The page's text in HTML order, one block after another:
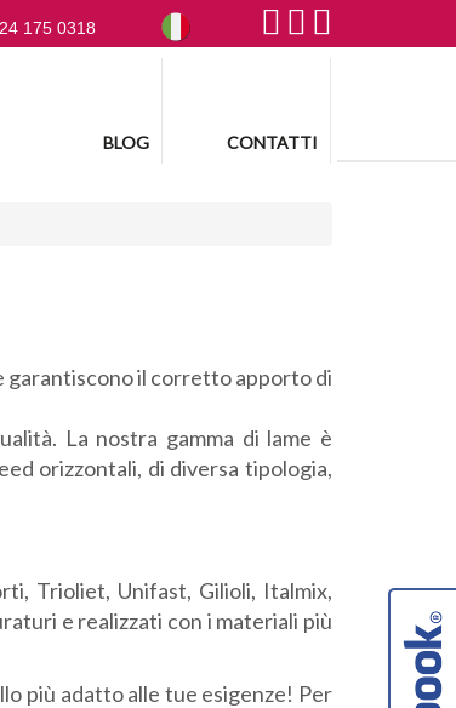
175 0318
BLOG CONTATTI
garantiscono il corretto apporto di
La nostra gamma di lame è
orizzontali, di diversa tipologia,
Trioliet, Unifast, Gilioli, Italmix,
e realizzati con i materiali più
più adatto alle tue esigenze! Per